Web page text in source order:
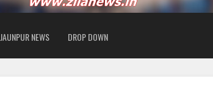
JAUNPUR NEWS DROP DOWN